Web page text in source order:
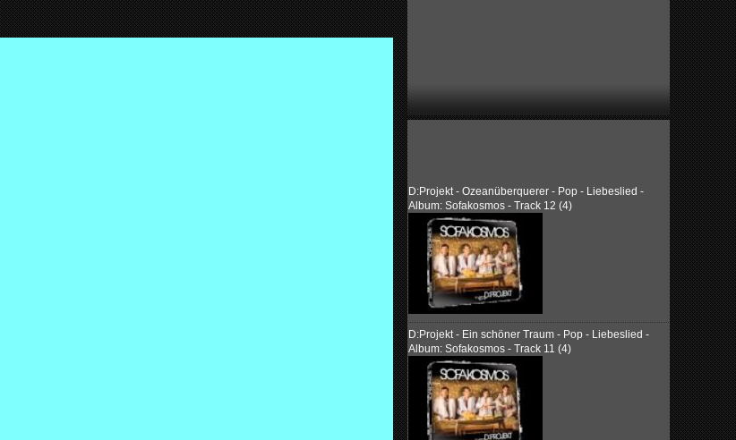
D:Projekt - Ozeanüberquerer - Pop - Liebeslied -
Album: Sofakosmos - Track 12 (4)
D:Projekt - Ein schöner Traum - Pop - Liebeslied -
Album: Sofakosmos - Track 11 (4)